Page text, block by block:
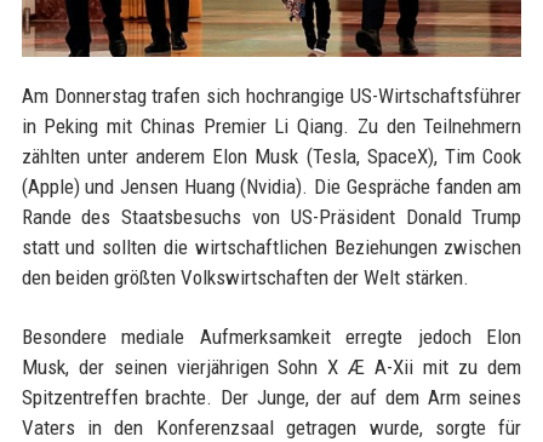
Am Donnerstag trafen sich hochrangige US-Wirtschaftsführer
in Peking mit Chinas Premier Li Qiang. Zu den Teilnehmern
zählten unter anderem Elon Musk (Tesla, SpaceX), Tim Cook
(Apple) und Jensen Huang (Nvidia). Die Gespräche fanden am
Rande des Staatsbesuchs von US-Präsident Donald Trump
statt und sollten die wirtschaftlichen Beziehungen zwischen
den beiden größten Volkswirtschaften der Welt stärken.
Besondere mediale Aufmerksamkeit erregte jedoch Elon
Musk, der seinen vierjährigen Sohn X Æ A-Xii mit zu dem
Spitzentreffen brachte. Der Junge, der auf dem Arm seines
Vaters in den Konferenzsaal getragen wurde, sorgte für